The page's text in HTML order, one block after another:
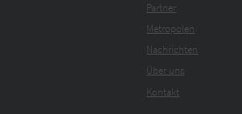
Partner
Metropolen
Nachrichten
Über uns
Kontakt